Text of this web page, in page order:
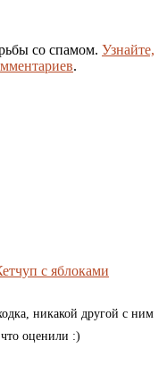
со спамом. Узнайте,
.
с яблоками
никакой другой с ним
оценили :)